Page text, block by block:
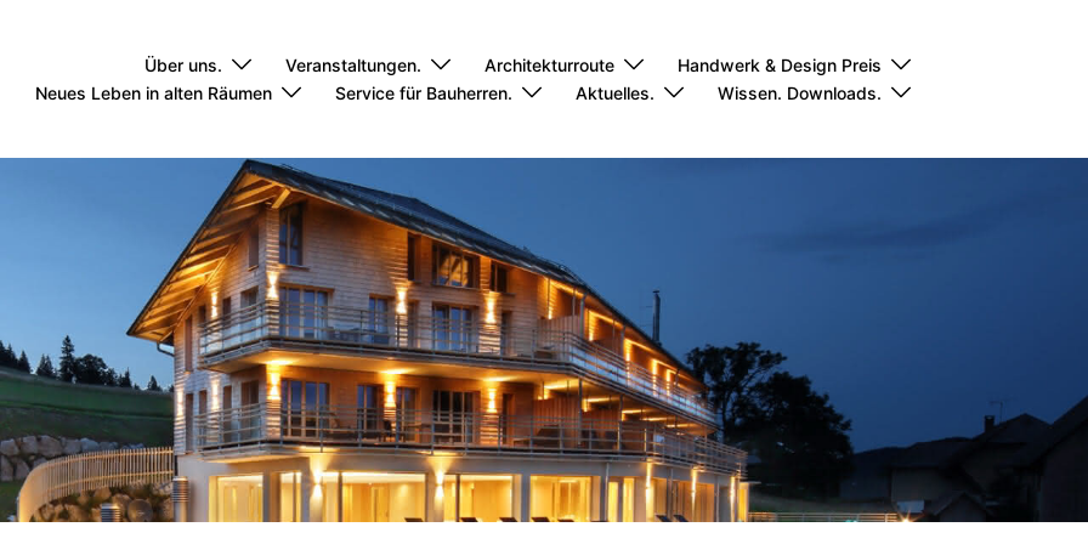
Über uns. Veranstaltungen. Architekturroute
Handwerk & Design Preis
Neues Leben in alten Räumen
Service für Bauherren. Aktuelles. Wissen. Downloads.